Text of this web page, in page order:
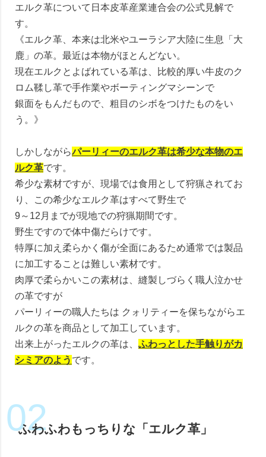
エルク革について日本皮革産業連合会の公式見解で
す。
《エルク革、本来は北米やユーラシア大陸に生息「大
鹿」の革。最近は本物がほとんどない。
現在エルクとよばれている革は、比較的厚い牛皮のク
ロム鞣し革で手作業やボーティングマシーンで
銀面をもんだもので、粗目のシボをつけたものをい
う。》
しかしながらパーリィーのエルク革は希少な本物のエ
ルク革です。
希少な素材ですが、現場では食用として狩猟されてお
り、この希少なエルク革はすべて野生で
9～12月までが現地での狩猟期間です。
野生ですので体中傷だらけです。
特厚に加え柔らかく傷が全面にあるため通常では製品
に加工することは難しい素材です。
肉厚で柔らかいこの素材は、縫製しづらく職人泣かせ
の革ですが
パーリィーの職人たちは クォリティーを保ちながらエ
ルクの革を商品として加工しています。
出来上がったエルクの革は、 ふわっとした手触りがカ
シミアのよう です。
ふわふわもっちりな「エルク革」